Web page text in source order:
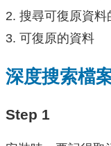
搜尋可復原資料
可復原的資料
深度搜索檔
Step 1